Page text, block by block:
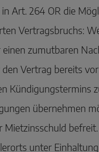
Art. 264 OR die
Vertragsbruchs:
zumutbaren
Vertrag bereits
Kündigungstermins
übernehmen
Mietzinsschuld
unter